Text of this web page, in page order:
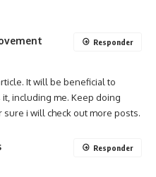
It will be beneficial to
including me. Keep doing
sure i will check out more posts.
Responder
Responder